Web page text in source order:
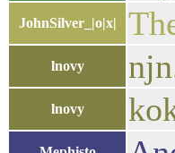
JohnSilver_|o|x|
lnovy
lnovy